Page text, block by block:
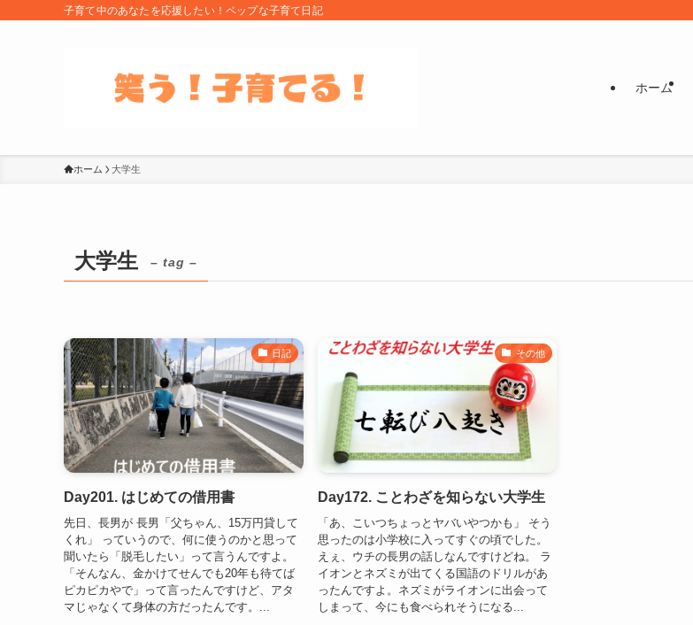
子育て中のあなたを応援したい！ペップな子育て日記
ホーム
ホーム 大学生
大学生 – tag –
日記
Day201. はじめての借用書
先日、長男が 長男「父ちゃん、15万円貸して
くれ」 っていうので、何に使うのかと思って
聞いたら「脱毛したい」って言うんですよ。
「そんなん、金かけてせんでも20年も待てば
ピカピカやで」って言ったんですけど、アタ
マじゃなくて身体の方だったんです。...
その他
Day172. ことわざを知らない大学生
「あ、こいつちょっとヤバいやつかも」 そう
思ったのは小学校に入ってすぐの頃でした。
えぇ、ウチの長男の話しなんですけどね。 ラ
イオンとネズミが出てくる国語のドリルがあ
ったんですよ。ネズミがライオンに出会って
しまって、今にも食べられそうになる...